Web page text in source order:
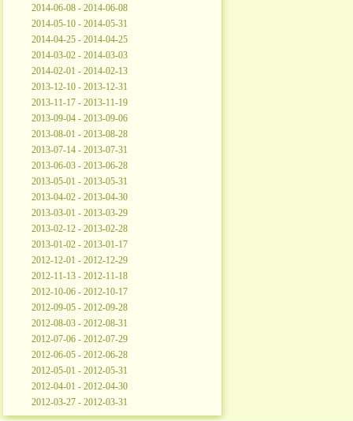
2014-06-08 - 2014-06-08
2014-05-10 - 2014-05-31
2014-04-25 - 2014-04-25
2014-03-02 - 2014-03-03
2014-02-01 - 2014-02-13
2013-12-10 - 2013-12-31
2013-11-17 - 2013-11-19
2013-09-04 - 2013-09-06
2013-08-01 - 2013-08-28
2013-07-14 - 2013-07-31
2013-06-03 - 2013-06-28
2013-05-01 - 2013-05-31
2013-04-02 - 2013-04-30
2013-03-01 - 2013-03-29
2013-02-12 - 2013-02-28
2013-01-02 - 2013-01-17
2012-12-01 - 2012-12-29
2012-11-13 - 2012-11-18
2012-10-06 - 2012-10-17
2012-09-05 - 2012-09-28
2012-08-03 - 2012-08-31
2012-07-06 - 2012-07-29
2012-06-05 - 2012-06-28
2012-05-01 - 2012-05-31
2012-04-01 - 2012-04-30
2012-03-27 - 2012-03-31